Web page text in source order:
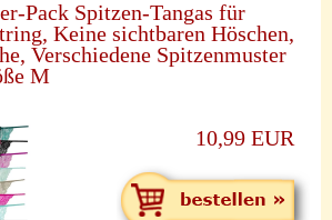
Pack Spitzen-Tangas für
Keine sichtbaren Höschen,
Verschiedene Spitzenmuster
M
10,99 EUR